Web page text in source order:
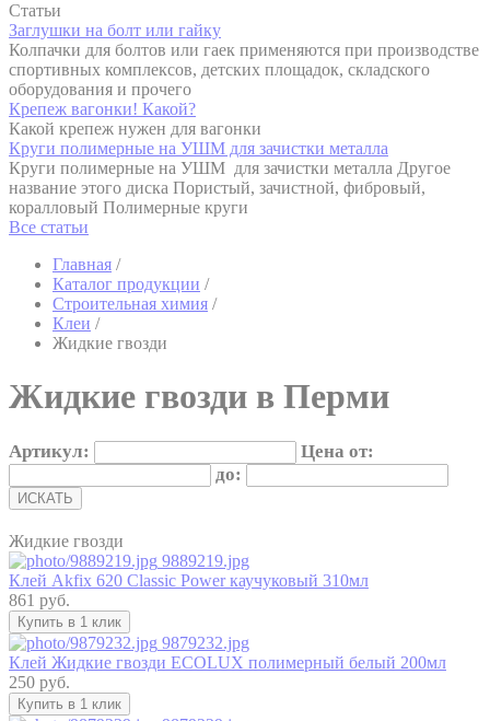
Статьи
Заглушки на болт или гайку
Колпачки для болтов или гаек применяются при производстве
спортивных комплексов, детских площадок, складского
оборудования и прочего
Крепеж вагонки! Какой?
Какой крепеж нужен для вагонки
Круги полимерные на УШМ для зачистки металла
Круги полимерные на УШМ для зачистки металла Другое
название этого диска Пористый, зачистной, фибровый,
коралловый Полимерные круги
Все статьи
Главная /
Каталог продукции /
Строительная химия /
Клеи /
Жидкие гвозди
Жидкие гвозди в Перми
Артикул:
Цена от:
до:
ИСКАТЬ
Жидкие гвозди
9889219.jpg
Клей Akfix 620 Classic Power каучуковый 310мл
861 руб.
Купить в 1 клик
9879232.jpg
Клей Жидкие гвозди ECOLUX полимерный белый 200мл
250 руб.
Купить в 1 клик